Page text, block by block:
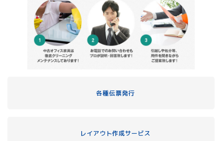
各種伝票発行
レイアウト作成サービス